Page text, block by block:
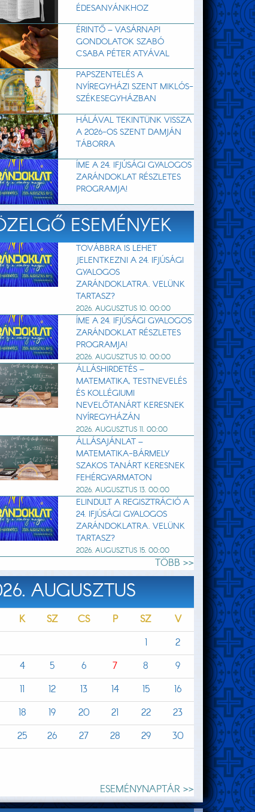
ÉDESANYÁNKHOZ
ÉRINTŐ – VASÁRNAPI
GONDOLATOK SZABÓ
CSABA PÉTER ATYÁVAL
PAPSZENTELÉS A
NYÍREGYHÁZI SZENT MIKLÓS-
SZÉKESEGYHÁZBAN
HÁLÁVAL TEKINTÜNK VISSZA
A 2026-OS SZENT DAMJÁN
TÁBORRA
ÍME A 24. IFJÚSÁGI GYALOGOS
ZARÁNDOKLAT RÉSZLETES
PROGRAMJA!
ESEMÉNYEK
TOVÁBBRA IS LEHET
JELENTKEZNI A 24. IFJÚSÁGI
GYALOGOS
ZARÁNDOKLATRA. VELÜNK
TARTASZ?
2026. AUGUSZTUS 10. 00:00
ÍME A 24. IFJÚSÁGI GYALOGOS
ZARÁNDOKLAT RÉSZLETES
PROGRAMJA!
2026. AUGUSZTUS 10. 00:00
ÁLLÁSHIRDETÉS –
MATEMATIKA, TESTNEVELÉS
ÉS KOLLÉGIUMI
NEVELŐTANÁRT KERESNEK
NYÍREGYHÁZÁN
2026. AUGUSZTUS 11. 00:00
ÁLLÁSAJÁNLAT –
MATEMATIKA-BÁRMELY
SZAKOS TANÁRT KERESNEK
FEHÉRGYARMATON
2026. AUGUSZTUS 13. 00:00
ELINDULT A REGISZTRÁCIÓ A
24. IFJÚSÁGI GYALOGOS
ZARÁNDOKLATRA. VELÜNK
TARTASZ?
2026. AUGUSZTUS 15. 00:00
TÖBB >>
AUGUSZTUS
K SZ CS P SZ
V
1
2
4 5 6 7 8
9
11 12 13 14 15
16
18 19 20 21 22
23
25 26 27 28 29
30
ESEMÉNYNAPTÁR >>